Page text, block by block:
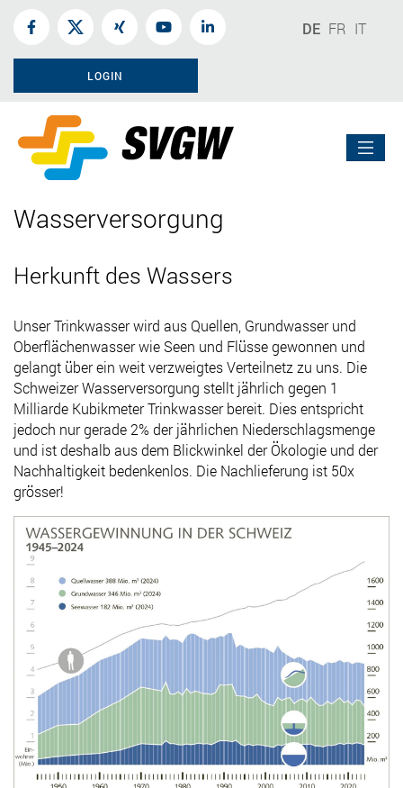
DE FR IT
LOGIN
Wasserversorgung
Herkunft des Wassers
Unser Trinkwasser wird aus Quellen, Grundwasser und
Oberflächenwasser wie Seen und Flüsse gewonnen und
gelangt über ein weit verzweigtes Verteilnetz zu uns. Die
Schweizer Wasserversorgung stellt jährlich gegen 1
Milliarde Kubikmeter Trinkwasser bereit. Dies entspricht
jedoch nur gerade 2% der jährlichen Niederschlagsmenge
und ist deshalb aus dem Blickwinkel der Ökologie und der
Nachhaltigkeit bedenkenlos. Die Nachlieferung ist 50x
grösser!